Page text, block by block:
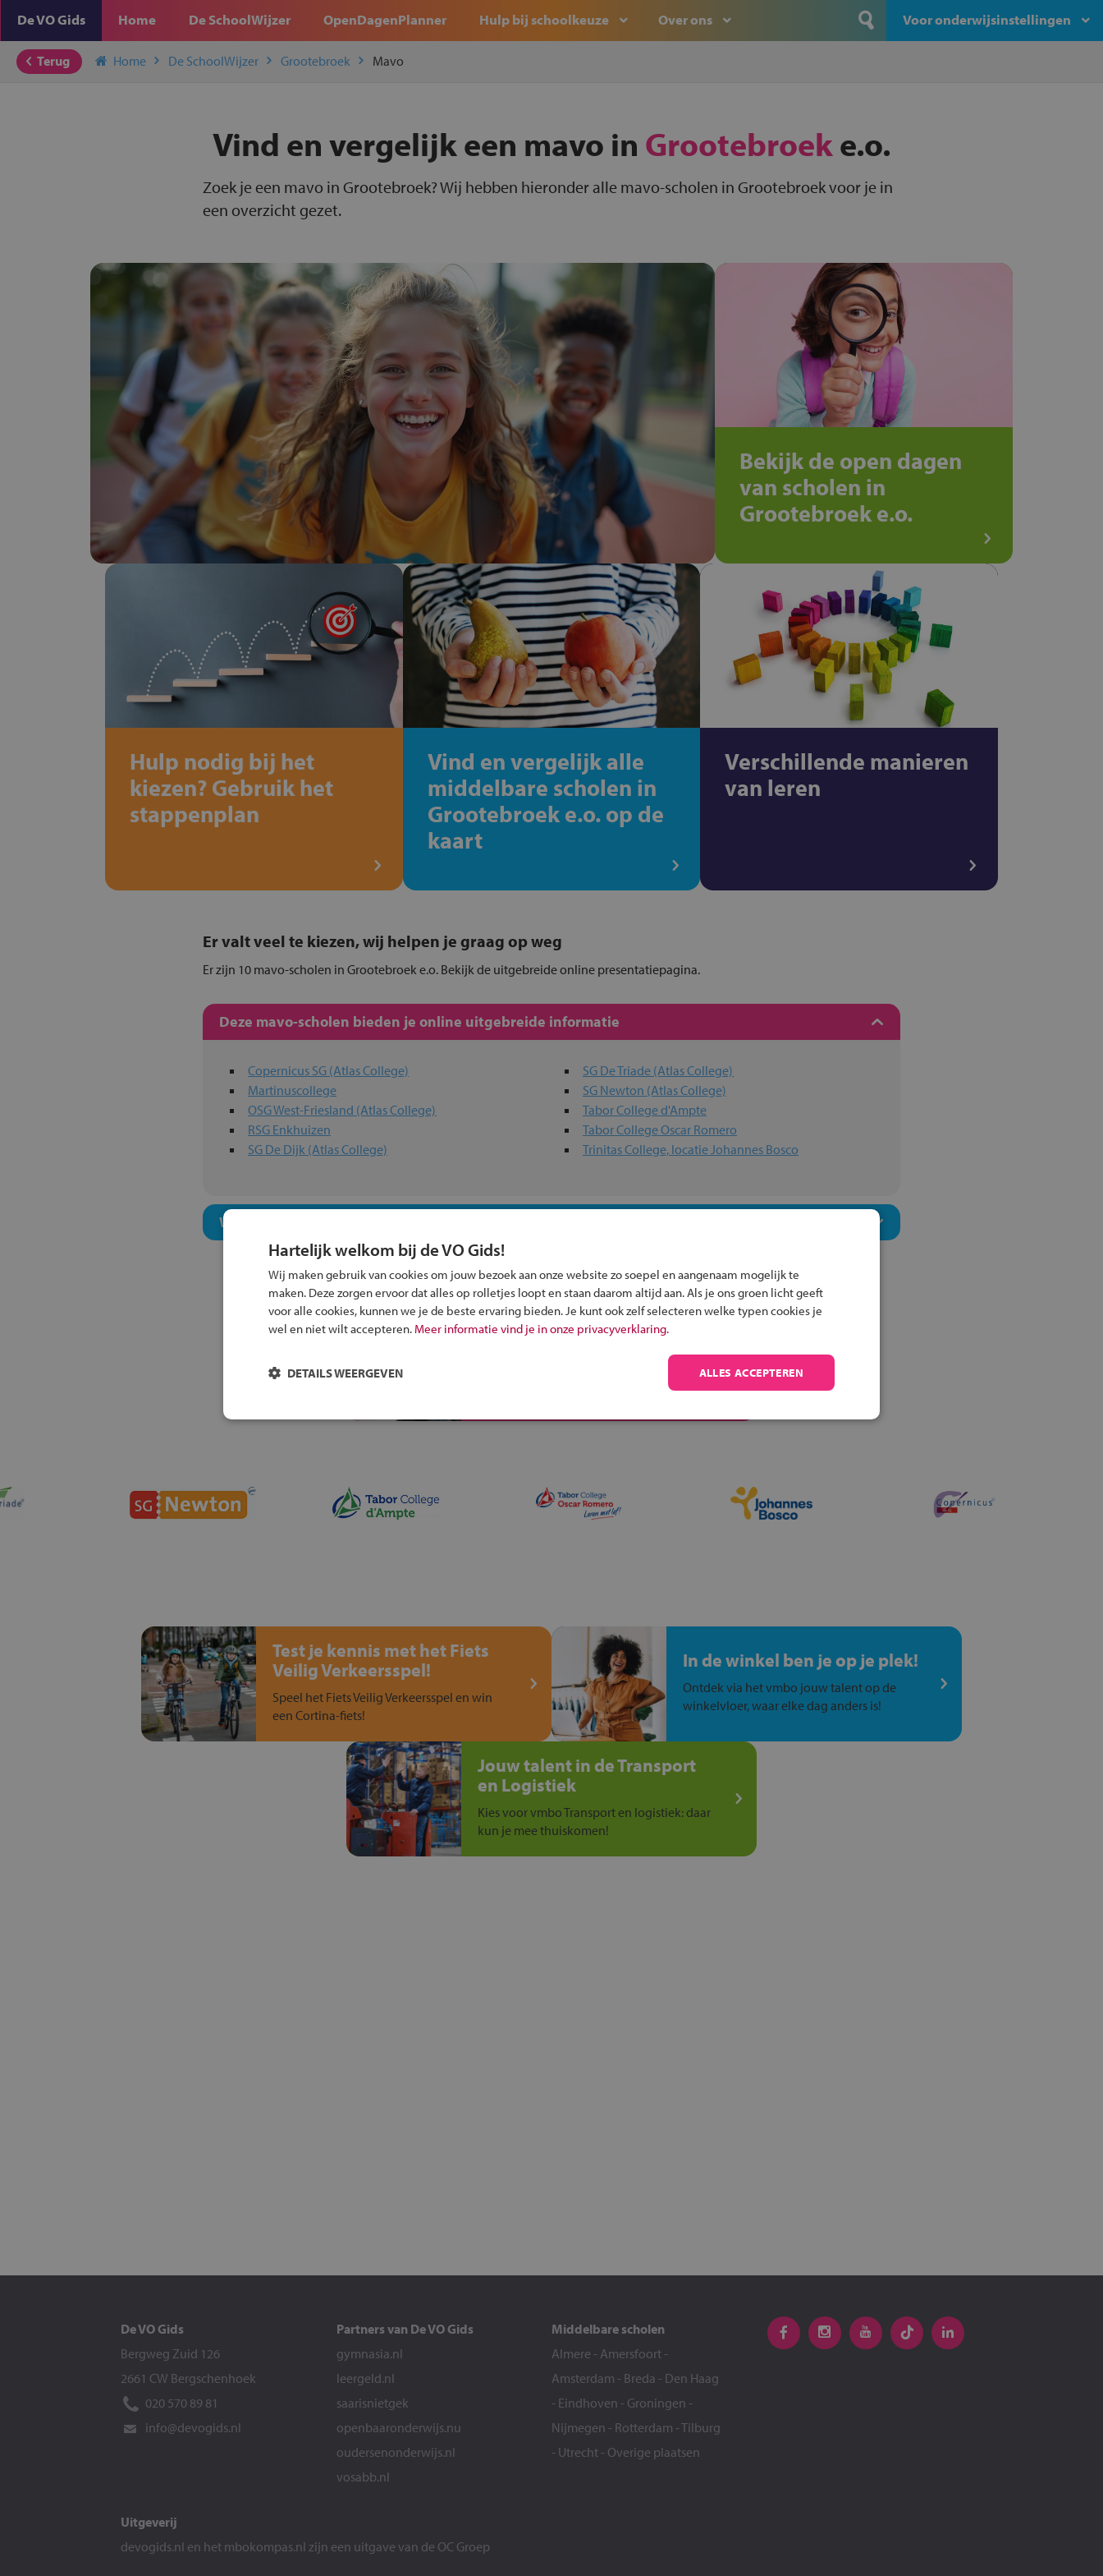
De VO Gids Home De SchoolWijzer OpenDagenPlanner Hulp bij schoolkeuze Over ons Voor onderwijsinstellingen
Terug Home De SchoolWijzer Grootebroek Mavo
Vind en vergelijk een mavo in Grootebroeke.o.
Zoek je een mavo in Grootebroek? Wij hebben hieronder alle mavo-scholen in Grootebroek voor je in
een overzicht gezet.
Bekijk de open dagen
van scholen in
Grootebroek e.o.
Hulp nodig bij het
kiezen? Gebruik het
stappenplan
Vind en vergelijk alle
middelbare scholen in
Grootebroek e.o. op de
kaart
Verschillende manieren
van leren
Er valt veel te kiezen, wij helpen je graag op weg
Er zijn 10 mavo-scholen in Grootebroek e.o. Bekijk de uitgebreide online presentatiepagina.
Deze mavo-scholen bieden je online uitgebreide informatie
Copernicus SG (Atlas College)
Martinuscollege
OSG West-Friesland (Atlas College)
RSG Enkhuizen
SG De Dijk (Atlas College)
SG De Triade (Atlas College)
SG Newton (Atlas College)
Tabor College d'Ampte
Tabor College Oscar Romero
Trinitas College, locatie Johannes Bosco
Welk onderwijsconcept past bij jou?
Inschrijven?
Alle informatie om je kind aan te melden bij
Test je kennis met het Fiets
Veilig Verkeersspel!
Speel het Fiets Veilig Verkeersspel en win
een Cortina-fiets!
In de winkel ben je op je plek!
Ontdek via het vmbo jouw talent op de
winkelvloer, waar elke dag anders is!
Jouw talent in de Transport
en Logistiek
Kies voor vmbo Transport en logistiek: daar
kun je mee thuiskomen!
De VO Gids
Bergweg Zuid 126
2661 CW Bergschenhoek
020 570 89 81
info@devogids.nl
Partners van De VO Gids
gymnasia.nl
leergeld.nl
saarisnietgek
openbaaronderwijs.nu
oudersenonderwijs.nl
vosabb.nl
Middelbare scholen
Almere - Amersfoort -
Amsterdam - Breda - Den Haag
- Eindhoven - Groningen -
Nijmegen - Rotterdam -Tilburg
- Utrecht - Overige plaatsen
Uitgeverij
devogids.nl en het mbokompas.nl zijn een uitgave van de OC Groep
Hartelijk welkom bij de VO Gids!
Wij maken gebruik van cookies om jouw bezoek aan onze website zo soepel en aangenaam mogelijk te
maken. Deze zorgen ervoor dat alles op rolletjes loopt en staan daarom altijd aan. Als je ons groen licht geeft
voor alle cookies, kunnen we je de beste ervaring bieden. Je kunt ook zelf selecteren welke typen cookies je
wel en niet wilt accepteren. Meer informatie vind je in onze privacyverklaring.
ALLES ACCEPTEREN
DETAILS WEERGEVEN